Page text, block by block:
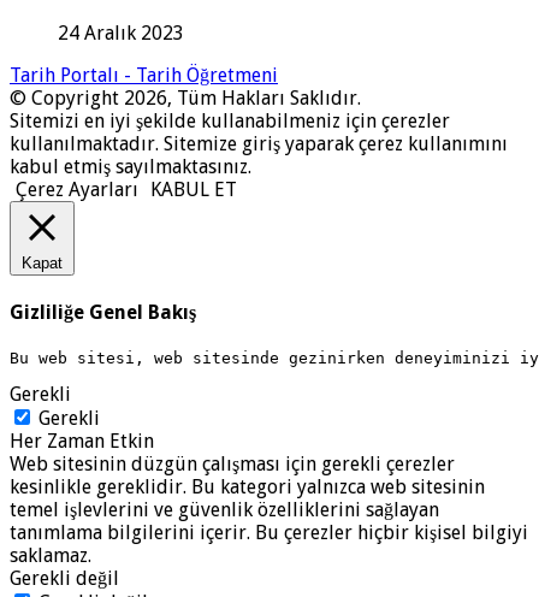
24 Aralık 2023
Tarih Portalı - Tarih Öğretmeni
© Copyright 2026, Tüm Hakları Saklıdır.
Sitemizi en iyi şekilde kullanabilmeniz için çerezler
kullanılmaktadır. Sitemize giriş yaparak çerez kullanımını
kabul etmiş sayılmaktasınız.
Çerez Ayarları
KABUL ET
Kapat
Gizliliğe Genel Bakış
Bu web sitesi, web sitesinde gezinirken deneyiminizi
Gerekli
Gerekli
Her Zaman Etkin
Web sitesinin düzgün çalışması için gerekli çerezler
kesinlikle gereklidir. Bu kategori yalnızca web sitesinin
temel işlevlerini ve güvenlik özelliklerini sağlayan
tanımlama bilgilerini içerir. Bu çerezler hiçbir kişisel bilgiyi
saklamaz.
Gerekli değil